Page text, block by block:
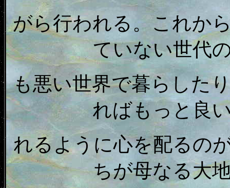
がら行われる。これか
ていない世代
も悪い世界で暮らした
ればもっと良
れるように心を配るの
ちが母なる大